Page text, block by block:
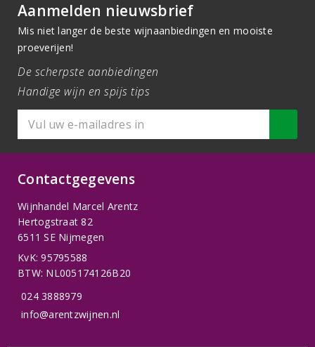
Aanmelden nieuwsbrief
Mis niet langer de beste wijnaanbiedingen en mooiste
proeverijen!
De scherpste aanbiedingen
Handige wijn en spijs tips
Contactgegevens
Wijnhandel Marcel Arentz
Hertogstraat 82
6511 SE Nijmegen
KvK: 95795588
BTW: NL005174126B20
024 3888979
info@arentzwijnen.nl